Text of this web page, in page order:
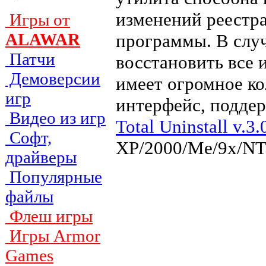
Игры от
ALAWAR
Патчи
Демоверсии
игр
Видео из игр
Софт,
драйверы
Популярные
файлы
Флеш игры
Игры Armor
Games
изменений
программы. В
восстановить
имеет огромное
интерфейс,
Total Uninstall
XP/2000/Me/9x/